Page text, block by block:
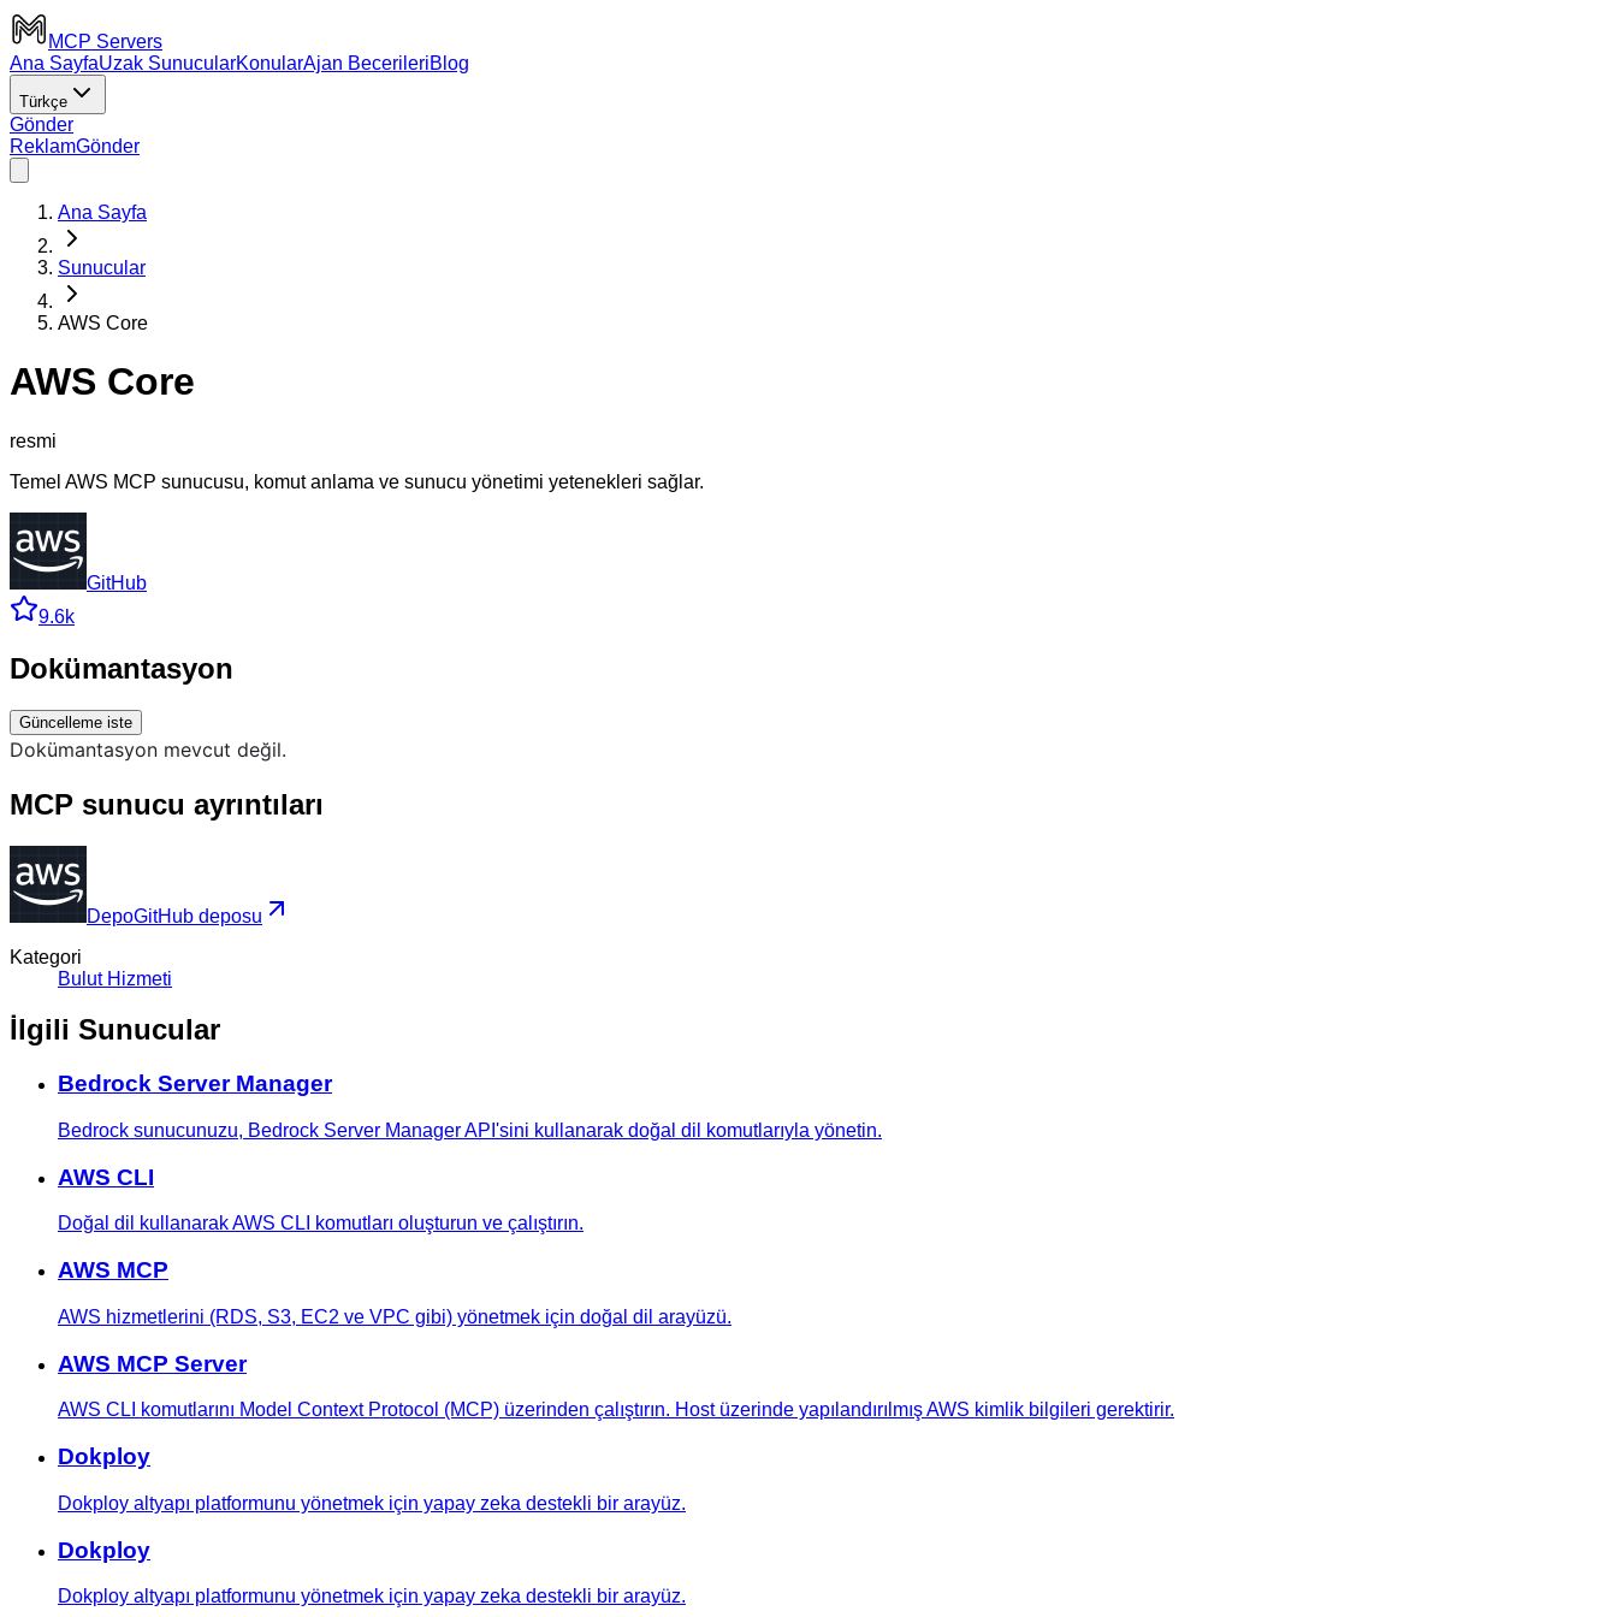
MCP Servers
Ana SayfaUzak SunucularKonularAjan BecerileriBlog
Türkçe
Gönder
ReklamGönder
Ana Sayfa
Sunucular
AWS Core
AWS Core
resmi
Temel AWS MCP sunucusu, komut anlama ve sunucu yönetimi yetenekleri sağlar.
GitHub
9.6k
Dokümantasyon
Güncelleme iste
Dokümantasyon mevcut değil.
MCP sunucu ayrıntıları
DepoGitHub deposu
Kategori
Bulut Hizmeti
İlgili Sunucular
Bedrock Server Manager
Bedrock sunucunuzu, Bedrock Server Manager API'sini kullanarak doğal dil komutlarıyla yönetin.
AWS CLI
Doğal dil kullanarak AWS CLI komutları oluşturun ve çalıştırın.
AWS MCP
AWS hizmetlerini (RDS, S3, EC2 ve VPC gibi) yönetmek için doğal dil arayüzü.
AWS MCP Server
AWS CLI komutlarını Model Context Protocol (MCP) üzerinden çalıştırın. Host üzerinde yapılandırılmış AWS kimlik bilgileri gerektirir.
Dokploy
Dokploy altyapı platformunu yönetmek için yapay zeka destekli bir arayüz.
Dokploy
Dokploy altyapı platformunu yönetmek için yapay zeka destekli bir arayüz.